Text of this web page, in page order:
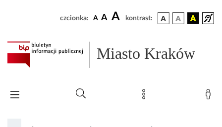
czcionka: A A A kontrast:
Miasto Kraków